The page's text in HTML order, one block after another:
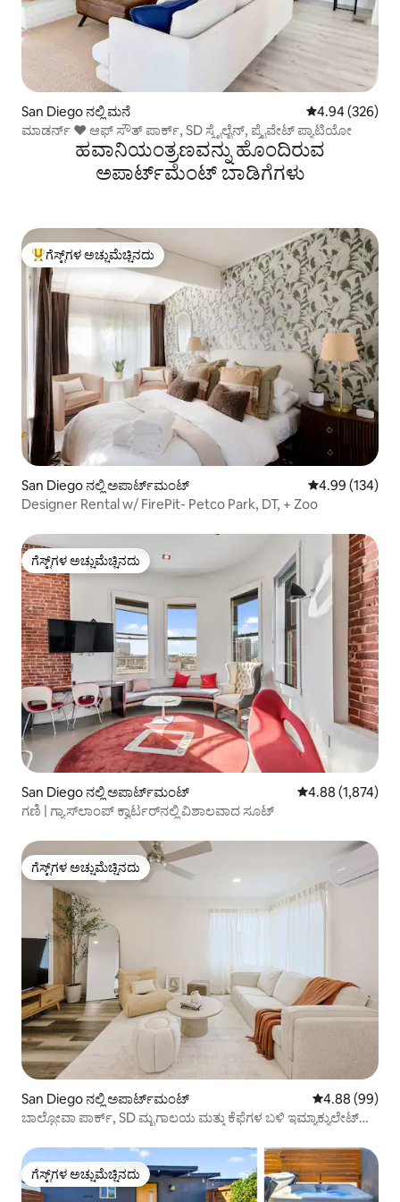
San Diego ನಲ್ಲಿ ಮನೆ 5 ರಲ್ಲಿ 4.94
4.94 (326)
ಮಾಡರ್ನ್ ❤️ ಆಫ್ ಸೌತ್ ಪಾರ್ಕ್, SD ಸ್ಕೈಲೈನ್, ಪ್ರೈವೇಟ್ ಪ್ಯಾಟಿಯೋ
ಹವಾನಿಯಂತ್ರಣವನ್ನು ಹೊಂದಿರುವ
ಅಪಾರ್ಟ್‌ಮೆಂಟ್‌ ಬಾಡಿಗೆಗಳು
ಗೆಸ್ಟ್‌ಗಳಿಗೆ ಅತಿ ಹೆಚ್ಚು ಅಚ್ಚುಮೆಚ್ಚಿನದು
ಗೆಸ್ಟ್‌ಗಳ ಅಚ್ಚುಮೆಚ್ಚಿನದು
San Diego ನಲ್ಲಿ ಅಪಾರ್ಟ್‌ಮಂಟ್ 5 ರಲ್ಲಿ 4.99
4.99 (134)
Designer Rental w/ FirePit- Petco Park, DT, + Zoo
ಗೆಸ್ಟ್‌ಗಳ ಅಚ್ಚುಮೆಚ್ಚಿನದು
ಗೆಸ್ಟ್‌ಗಳ ಅಚ್ಚುಮೆಚ್ಚಿನದು
San Diego ನಲ್ಲಿ ಅಪಾರ್ಟ್‌ಮಂಟ್ 5 ರಲ್ಲಿ 4.88
4.88 (1,874)
ಗಣಿ | ಗ್ಯಾಸ್‌ಲಾಂಪ್ ಕ್ವಾರ್ಟರ್‌ನಲ್ಲಿ ವಿಶಾಲವಾದ ಸೂಟ್
ಗೆಸ್ಟ್‌ಗಳ ಅಚ್ಚುಮೆಚ್ಚಿನದು
ಗೆಸ್ಟ್‌ಗಳ ಅಚ್ಚುಮೆಚ್ಚಿನದು
San Diego ನಲ್ಲಿ ಅಪಾರ್ಟ್‌ಮಂಟ್ 5 ರಲ್ಲಿ 4.88
4.88 (99)
ಬಾಲ್ಬೋವಾ ಪಾರ್ಕ್, SD ಮೃಗಾಲಯ ಮತ್ತು ಕೆಫೆಗಳ ಬಳಿ ಇಮ್ಯಾಕ್ಯುಲೇಟ್
ಗೆಸ್ಟ್‌ಗಳ ಅಚ್ಚುಮೆಚ್ಚಿನದು
ಗೆಸ್ಟ್‌ಗಳ ಅಚ್ಚುಮೆಚ್ಚಿನದು